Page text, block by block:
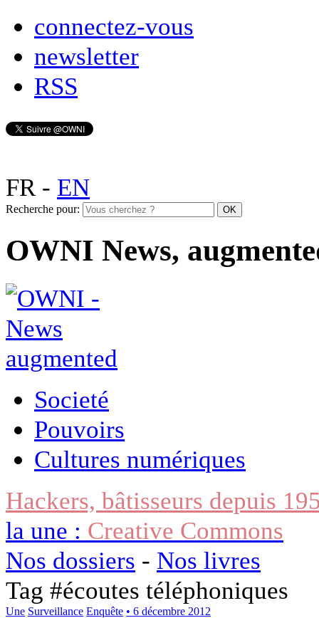
connectez-vous
newsletter
RSS
FR- EN
Recherche pour:
OWNI News,
Societé
Pouvoirs
Cultures numériques
Hackers, bâtisseurs depuis
la une : Creative Commons
Nos dossiers - Nos livres
Tag #écoutes téléphoniques
Une Surveillance Enquête • 6 décembre 2012